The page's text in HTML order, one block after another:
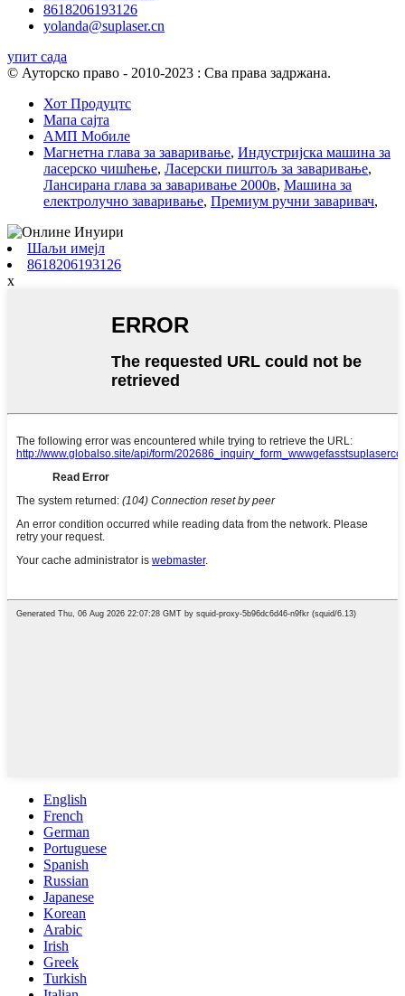
8618206193126
yolanda@suplaser.cn
упит сада
© Ауторско право - 2010-2023 : Сва права задржана.
Хот Продуцтс
Мапа сајта
АМП Мобиле
Магнетна глава за заваривање, Индустријска машина за
ласерско чишћење, Ласерски пиштољ за заваривање,
Лансирана глава за заваривање 2000в, Машина за
електролучно заваривање, Премиум ручни заваривач,
Шаљи имејл
8618206193126
x
English
French
German
Portuguese
Spanish
Russian
Japanese
Korean
Arabic
Irish
Greek
Turkish